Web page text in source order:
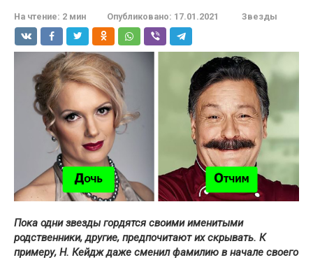
На чтение: 2 мин Опубликовано: 17.01.2021 Звезды
Пока одни звезды гордятся своими именитыми
родственники, другие, предпочитают их скрывать. К
примеру, Н. Кейдж даже сменил фамилию в начале своего